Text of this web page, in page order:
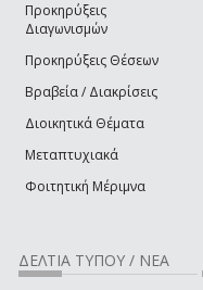
Προκηρύξεις
Διαγωνισμών
Προκηρύξεις Θέσεων
Βραβεία / Διακρίσεις
Διοικητικά Θέματα
Μεταπτυχιακά
Φοιτητική Μέριμνα
ΔΕΛΤΙΑ ΤΥΠΟΥ / ΝΕΑ